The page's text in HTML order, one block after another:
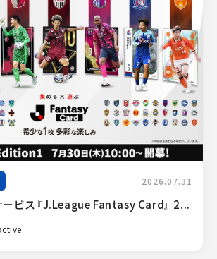
2026.07.31
ビス『J.League Fantasy Card』 2...